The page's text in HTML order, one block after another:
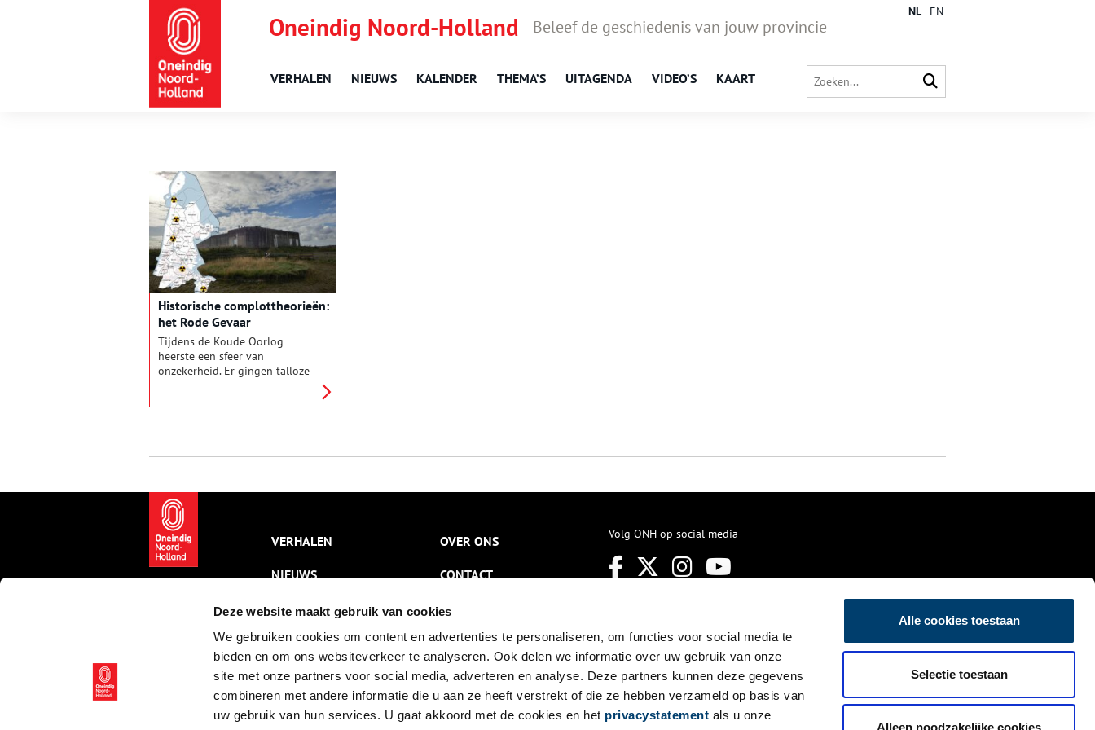
Deze website maakt gebruik van cookies
We gebruiken cookies om content en advertenties te personaliseren, om functies voor social media te
bieden en om ons websiteverkeer te analyseren. Ook delen we informatie over uw gebruik van onze
site met onze partners voor social media, adverteren en analyse. Deze partners kunnen deze gegevens
combineren met andere informatie die u aan ze heeft verstrekt of die ze hebben verzameld op basis van
uw gebruik van hun services. U gaat akkoord met de cookies en het privacystatement als u onze
Alle cookies toestaan
Selectie toestaan
Alleen noodzakelijke cookies
Oneindig Noord-Holland Beleef de geschiedenis van jouw provincie
VERHALEN NIEUWS KALENDER THEMA’S UITAGENDA VIDEO’S KAART
NL EN
Historische complottheorieën:
het Rode Gevaar
Tijdens de Koude Oorlog
heerste een sfeer van
onzekerheid. Er gingen talloze
wantrouwen tegen de
werden op verschillende
plekken in Noord-Holland
geheime schuilkelders
aangelegd voor burgers en
overheid.
VERHALEN
NIEUWS
KALENDER
THEMA’S
ACTIVITEITEN
VIDEO’S
OVER ONS
CONTACT
NIEUWSBRIEF
DISCLAIMER
PRIVACY
TOEGANKELIJKHEID
Volg ONH op social media